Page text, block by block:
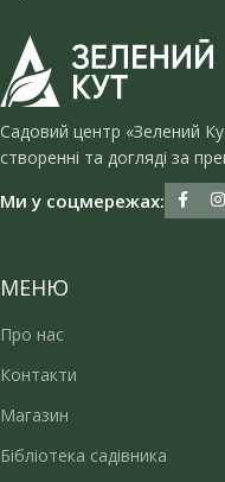
Садовий центр «Зелений
створенні та догляді за
Ми у соцмережах:
МЕНЮ
Про нас
Контакти
Магазин
Бібліотека садівника